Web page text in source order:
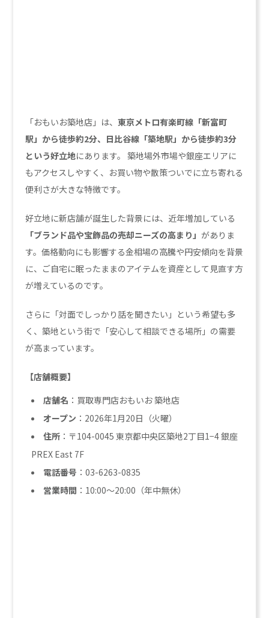
「おもいお築地店」は、東京メトロ有楽町線「新富町
駅」から徒歩約2分、日比谷線「築地駅」から徒歩約3分
という好立地にあります。 築地場外市場や銀座エリアに
もアクセスしやすく、お買い物や散策ついでに立ち寄れる
便利さが大きな特徴です。
好立地に新店舗が誕生した背景には、近年増加している
「ブランド品や宝飾品の売却ニーズの高まり」がありま
す。価格動向にも影響する金相場の高騰や円安傾向を背景
に、ご自宅に眠ったままのアイテムを資産として見直す方
が増えているのです。
さらに「対面でしっかり話を聞きたい」という希望も多
く、築地という街で「安心して相談できる場所」の需要
が高まっています。
【店舗概要】
店舗名 ：買取専門店おもいお 築地店
オープン ：2026年1月20日（火曜）
住所 ：〒104-0045 東京都中央区築地2丁目1−4 銀座
PREX East 7F
電話番号 ：03-6263-0835
営業時間 ：10:00～20:00（年中無休）